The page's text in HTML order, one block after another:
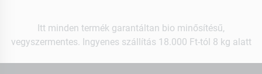
Itt minden termék garantáltan bio minősítésű,
vegyszermentes. Ingyenes szállítás 18.000 Ft-tól 8 kg alatt